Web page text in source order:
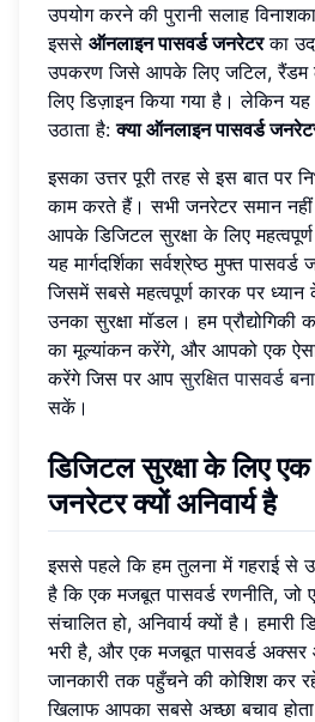
उपयोग करने की पुरानी सलाह
इससे ऑनलाइन पासवर्ड जनरेटरका
उपकरण जिसे आपके लिए जटिल, रैंडम
लिए डिज़ाइन किया गया है। लेकिन यह
उठाता है:क्या ऑनलाइन पासवर्ड
इसका उत्तर पूरी तरह से इस बात पर
काम करते हैं। सभी जनरेटर समान
आपके डिजिटल सुरक्षा के लिए महत्वपूर्ण
यह मार्गदर्शिका सर्वश्रेष्ठ मुफ्त
जिसमें सबसे महत्वपूर्ण कारक पर ध्यान
उनका सुरक्षा मॉडल। हम प्रौद्योगिकी
का मूल्यांकन करेंगे, और आपको एक
करेंगे जिस पर आपसुरक्षित पासवर्ड
सकें।
डिजिटल सुरक्षा के लिए एक
जनरेटर क्यों अनिवार्य है
इससे पहले कि हम तुलना में गहराई से
है कि एक मजबूत पासवर्ड रणनीति, जो
संचालित हो, अनिवार्य क्यों है। हमारी
भरी है, और एक मजबूत पासवर्ड
जानकारी तक पहुँचने की कोशिश कर
खिलाफ आपका सबसे अच्छा बचाव